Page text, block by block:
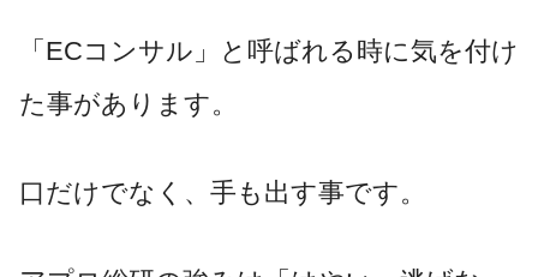
「ECコンサル」と呼ばれる時に気を付け
た事があります。
口だけでなく、手も出す事です。